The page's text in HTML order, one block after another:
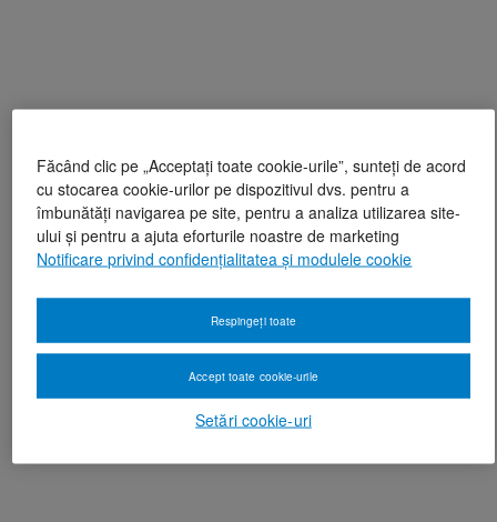
Făcând clic pe „Acceptați toate cookie-urile”, sunteți de acord
cu stocarea cookie-urilor pe dispozitivul dvs. pentru a
îmbunătăți navigarea pe site, pentru a analiza utilizarea site-
ului și pentru a ajuta eforturile noastre de marketing
Notificare privind confidențialitatea și modulele cookie
Setări cookie-uri
Respingeți toate
Accept toate cookie-urile